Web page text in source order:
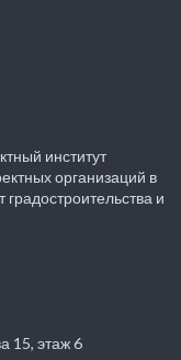
институт
организаций в
и
15, этаж 6